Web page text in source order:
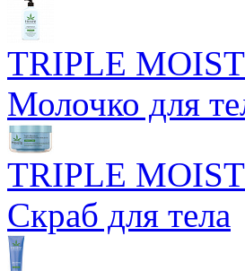
TRIPLE
Молочко для
TRIPLE
Скраб для тела